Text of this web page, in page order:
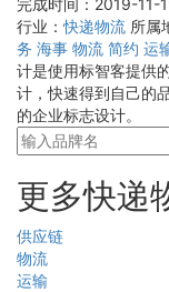
完成时间：2019-11-
行业：快递物流 所属
务 海事 物流 简约 运
计是使用标智客提供
计，快速得到自己的
的企业标志设计。
更多快递
供应链
物流
运输